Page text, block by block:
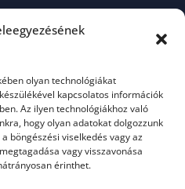
olyan technológiákat
kapcsolatos információk
Az ilyen technológiákhoz való
hogy olyan adatokat dolgozzunk
böngészési viselkedés vagy az
vagy visszavonása
érinthet.
az Anki alkalmazás